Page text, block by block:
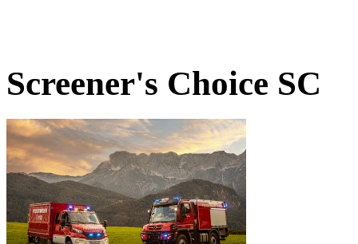
Screener's Choice SC